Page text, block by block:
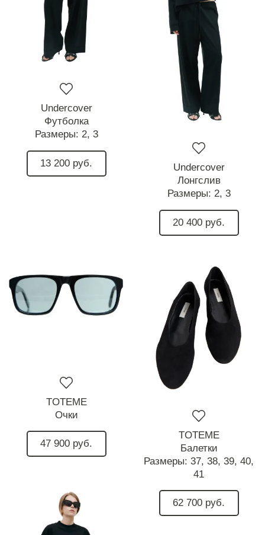
Undercover
Футболка
Размеры: 2, 3
13 200 руб.
Undercover
Лонгслив
Размеры: 2, 3
20 400 руб.
TOTEME
Очки
47 900 руб.
TOTEME
Балетки
Размеры: 37, 38, 39, 40,
41
62 700 руб.